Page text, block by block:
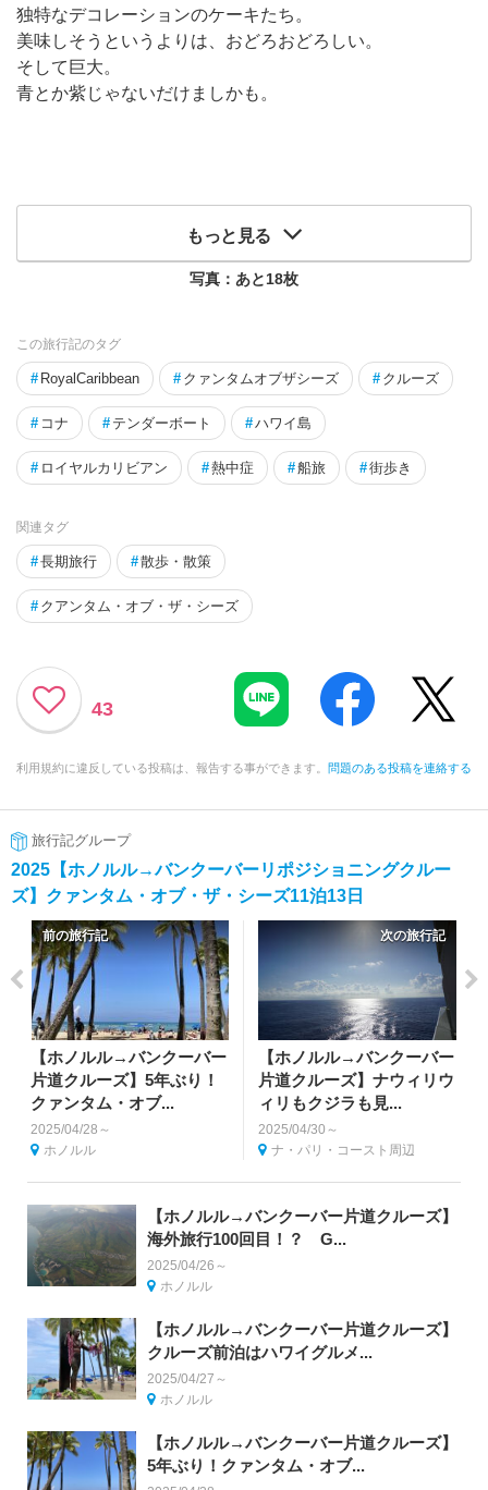
独特なデコレーションのケーキたち。
美味しそうというよりは、おどろおどろしい。
そして巨大。
青とか紫じゃないだけましかも。
もっと見る
写真：あと18枚
この旅行記のタグ
# RoyalCaribbean # クァンタムオブザシーズ # クルーズ
# コナ # テンダーボート #ハワイ島
# ロイヤルカリビアン #熱中症 #船旅 #街歩き
関連タグ
#長期旅行 #散歩・散策
# クアンタム・オブ・ザ・シーズ
43
利用規約に違反している投稿は、報告する事ができます。 問題のある投稿を連絡する
旅行記グループ
2025【ホノルル→バンクーバーリポジショニングクルー
ズ】クァンタム・オブ・ザ・シーズ11泊13日
前の旅行記
【ホノルル→バンクーバー
片道クルーズ】5年ぶり！
クァンタム・オブ...
2025/04/28～
ホノルル
次の旅行記
【ホノルル→バンクーバー
片道クルーズ】ナウィリウ
ィリもクジラも見...
2025/04/30～
ナ・パリ・コースト周辺
【ホノルル→バンクーバー片道クルーズ】
海外旅行100回目！？ G...
2025/04/26～
ホノルル
【ホノルル→バンクーバー片道クルーズ】
クルーズ前泊はハワイグルメ...
2025/04/27～
ホノルル
【ホノルル→バンクーバー片道クルーズ】
5年ぶり！クァンタム・オブ...